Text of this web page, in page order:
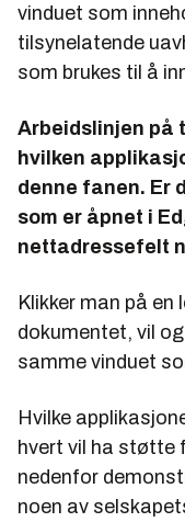
vinduet som
tilsynelatende
som brukes til å
Arbeidslinjen på
hvilken
denne fanen. Er
som er åpnet i
nettadressefelt
Klikker man på en
dokumentet, vil
samme vinduet
Hvilke
hvert vil ha støtte
nedenfor
noen av